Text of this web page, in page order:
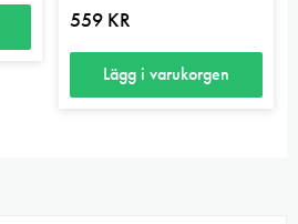
alternativen
kan
väljas
559 KR
Lägg i varukorgen